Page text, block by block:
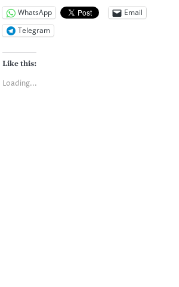
WhatsApp
Email
Telegram
Like this:
Loading...